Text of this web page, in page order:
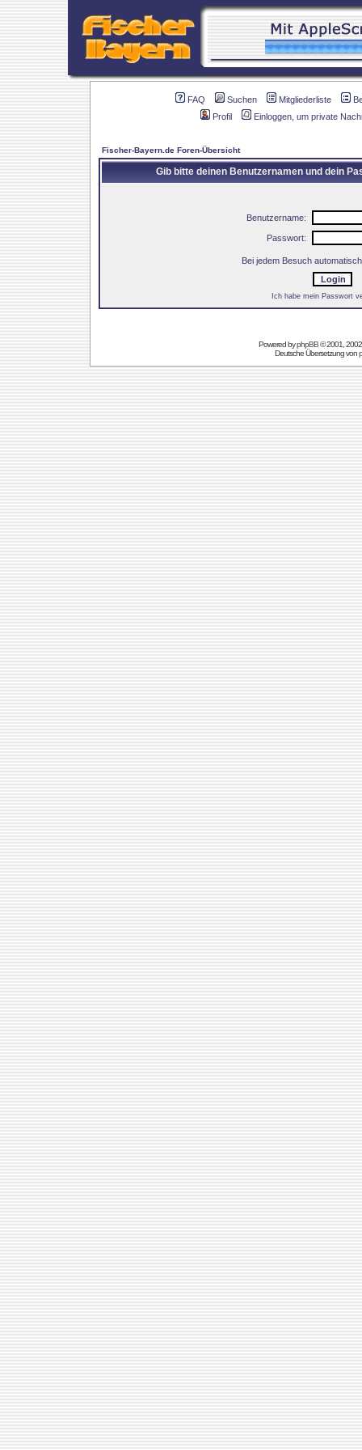
FAQ Suchen Mitgliederliste
Profil
Einloggen, um private
Fischer-Bayern.de Foren-Übersicht
Gib bitte deinen Benutzernamen und dein
Benutzername:
Passwort:
Bei jedem Besuch
Ich habe mein Passwort
Powered byphpBB© 2001,
Deutsche Übersetzung von